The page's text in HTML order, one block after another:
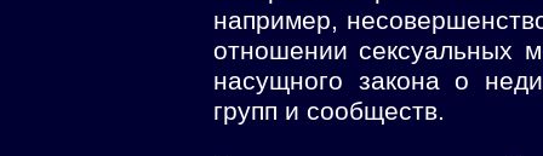
например,
отношении сексуальных
насущного закона о
групп и сообществ.